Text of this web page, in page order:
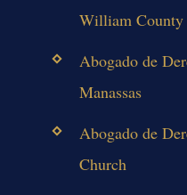
William County
Abogado de
Manassas
Abogado de
Church